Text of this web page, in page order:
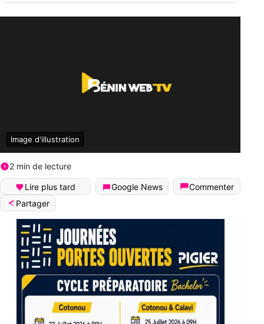
Image d'illustration
2 min de lecture
Lire plus tard Google News
Commenter
Partager